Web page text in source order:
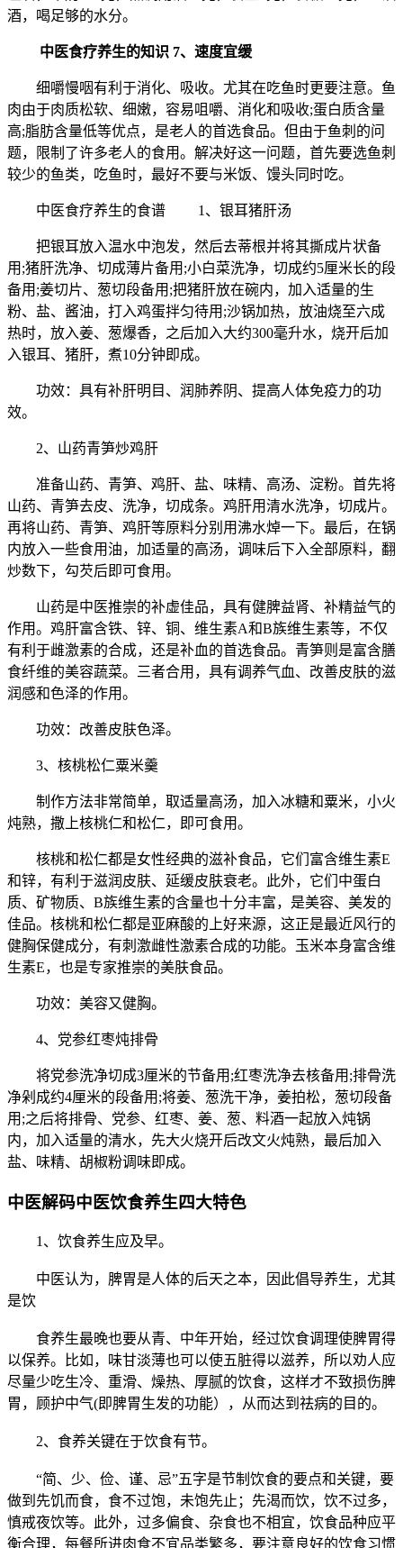
酒，喝足够的水分。
中医食疗养生的知识 7、速度宜缓
细嚼慢咽有利于消化、吸收。尤其在吃鱼时更要注意。鱼
肉由于肉质松软、细嫩，容易咀嚼、消化和吸收;蛋白质含量
高;脂肪含量低等优点，是老人的首选食品。但由于鱼刺的问
题，限制了许多老人的食用。解决好这一问题，首先要选鱼刺
较少的鱼类，吃鱼时，最好不要与米饭、馒头同时吃。
中医食疗养生的食谱 1、银耳猪肝汤
把银耳放入温水中泡发，然后去蒂根并将其撕成片状备
用;猪肝洗净、切成薄片备用;小白菜洗净，切成约5厘米长的段
备用;姜切片、葱切段备用;把猪肝放在碗内，加入适量的生
粉、盐、酱油，打入鸡蛋拌匀待用;沙锅加热，放油烧至六成
热时，放入姜、葱爆香，之后加入大约300毫升水，烧开后加
入银耳、猪肝，煮10分钟即成。
功效：具有补肝明目、润肺养阴、提高人体免疫力的功
效。
2、山药青笋炒鸡肝
准备山药、青笋、鸡肝、盐、味精、高汤、淀粉。首先将
山药、青笋去皮、洗净，切成条。鸡肝用清水洗净，切成片。
再将山药、青笋、鸡肝等原料分别用沸水焯一下。最后，在锅
内放入一些食用油，加适量的高汤，调味后下入全部原料，翻
炒数下，勾芡后即可食用。
山药是中医推崇的补虚佳品，具有健脾益肾、补精益气的
作用。鸡肝富含铁、锌、铜、维生素A和B族维生素等，不仅
有利于雌激素的合成，还是补血的首选食品。青笋则是富含膳
食纤维的美容蔬菜。三者合用，具有调养气血、改善皮肤的滋
润感和色泽的作用。
功效：改善皮肤色泽。
3、核桃松仁粟米羹
制作方法非常简单，取适量高汤，加入冰糖和粟米，小火
炖熟，撒上核桃仁和松仁，即可食用。
核桃和松仁都是女性经典的滋补食品，它们富含维生素E
和锌，有利于滋润皮肤、延缓皮肤衰老。此外，它们中蛋白
质、矿物质、B族维生素的含量也十分丰富，是美容、美发的
佳品。核桃和松仁都是亚麻酸的上好来源，这正是最近风行的
健胸保健成分，有刺激雌性激素合成的功能。玉米本身富含维
生素E，也是专家推崇的美肤食品。
功效：美容又健胸。
4、党参红枣炖排骨
将党参洗净切成3厘米的节备用;红枣洗净去核备用;排骨洗
净剁成约4厘米的段备用;将姜、葱洗干净，姜拍松，葱切段备
用;之后将排骨、党参、红枣、姜、葱、料酒一起放入炖锅
内，加入适量的清水，先大火烧开后改文火炖熟，最后加入
盐、味精、胡椒粉调味即成。
中医解码中医饮食养生四大特色
1、饮食养生应及早。
中医认为，脾胃是人体的后天之本，因此倡导养生，尤其
是饮
食养生最晚也要从青、中年开始，经过饮食调理使脾胃得
以保养。比如，味甘淡薄也可以使五脏得以滋养，所以劝人应
尽量少吃生冷、重滑、燥热、厚腻的饮食，这样才不致损伤脾
胃，顾护中气(即脾胃生发的功能），从而达到祛病的目的。
2、食养关键在于饮食有节。
“简、少、俭、谨、忌”五字是节制饮食的要点和关键，要
做到先饥而食，食不过饱，未饱先止；先渴而饮，饮不过多，
慎戒夜饮等。此外，过多偏食、杂食也不相宜，饮食品种应平
衡合理，每餐所进肉食不宜品类繁多，要注意良好的饮食习惯